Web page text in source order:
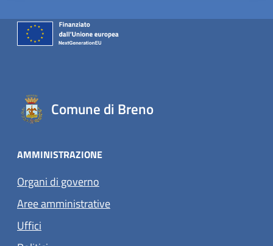
Comune di Breno
AMMINISTRAZIONE
Organi di governo
Aree amministrative
Uffici